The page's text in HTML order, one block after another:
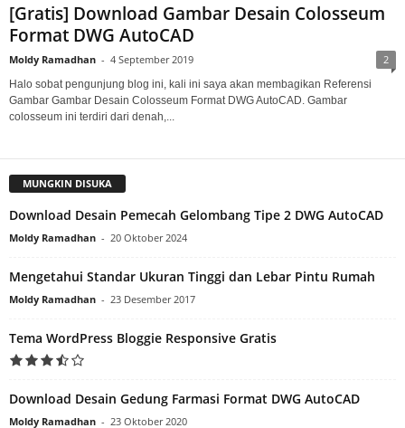
[Gratis] Download Gambar Desain Colosseum
Format DWG AutoCAD
Moldy Ramadhan - 4 September 2019 2
Halo sobat pengunjung blog ini, kali ini saya akan membagikan Referensi
Gambar Gambar Desain Colosseum Format DWG AutoCAD. Gambar
colosseum ini terdiri dari denah,...
MUNGKIN DISUKA
Download Desain Pemecah Gelombang Tipe 2 DWG AutoCAD
Moldy Ramadhan - 20 Oktober 2024
Mengetahui Standar Ukuran Tinggi dan Lebar Pintu Rumah
Moldy Ramadhan - 23 Desember 2017
Tema WordPress Bloggie Responsive Gratis
Download Desain Gedung Farmasi Format DWG AutoCAD
Moldy Ramadhan - 23 Oktober 2020